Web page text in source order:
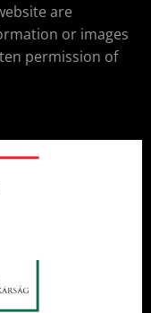
are
or images
permission of